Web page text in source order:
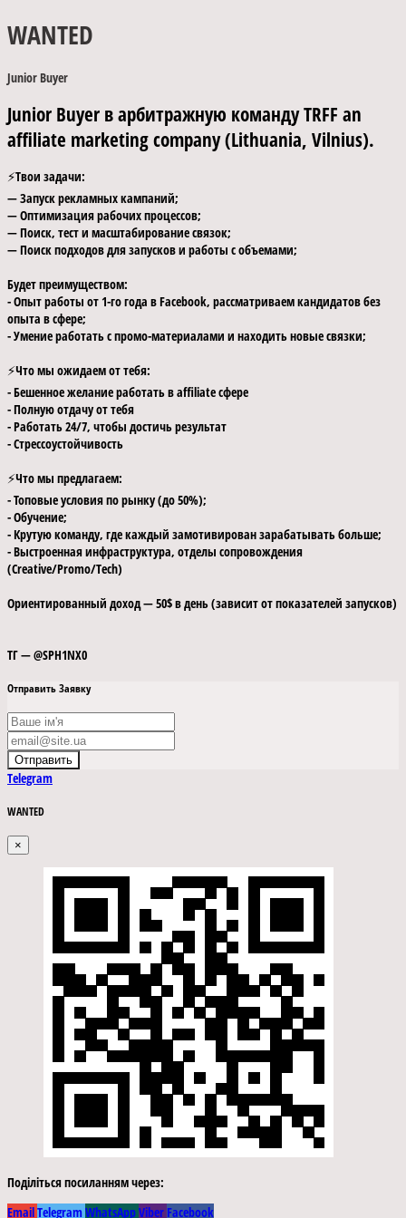
WANTED
Junior Buyer
​Junior Buyer в арбитражную команду TRFF an
affiliate marketing company (Lithuania, Vilnius).
⚡️Твои задачи:
— Запуск рекламных кампаний;
— Оптимизация рабочих процессов;
— Поиск, тест и масштабирование связок;
— Поиск подходов для запусков и работы с объемами;
Будет преимуществом:
- Опыт работы от 1-го года в Facebook, рассматриваем кандидатов без
опыта в сфере;
- Умение работать с промо-материалами и находить новые связки;
⚡️Что мы ожидаем от тебя:
- Бешенное желание работать в affiliate сфере
- Полную отдачу от тебя
- Работать 24/7, чтобы достичь результат
- Стрессоустойчивость
⚡️Что мы предлагаем:
- Топовые условия по рынку (до 50%);
- Обучение;
- Крутую команду, где каждый замотивирован зарабатывать больше;
- Выстроенная инфраструктура, отделы сопровождения
(Creative/Promo/Tech)
Ориентированный доход — 50$ в день (зависит от показателей запусков)
ТГ — @SPH1NX0
Отправить Заявку
Отправить
Telegram
WANTED
×
Поділіться посиланням через:
EmailTelegramWhatsAppViber Facebook